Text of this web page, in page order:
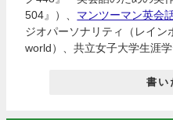
504』）、 マンツーマン英会
ジオパーソナリティ（レイ
world）、共立女子大学生涯
書い